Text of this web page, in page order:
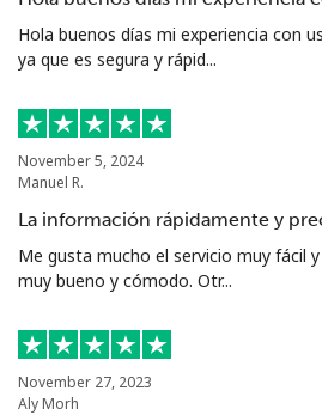
All
country
⁦158.9p⁩ 6
Norfolk Island
All
country
North Korea
All
country
⁦56.9p⁩
Hola buenos días mi experiencia con
ya que es segura y rápid...
November 5, 2024
Manuel R.
La información rápidamente y
Me gusta mucho el servicio muy fácil
muy bueno y cómodo. Otr...
November 27, 2023
Aly Morh